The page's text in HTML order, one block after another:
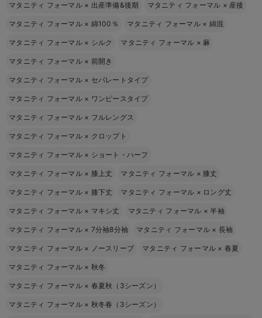
マタニティ フォーマル × 出産準備&後期 マタニティ フォーマル × 産後
マタニティ フォーマル × 綿100％ マタニティ フォーマル × 綿混
マタニティ フォーマル × シルク マタニティ フォーマル × 麻
マタニティ フォーマル × 前開き
マタニティ フォーマル × セパレートタイプ
マタニティ フォーマル × ワンピースタイプ
マタニティ フォーマル × フルレングス
マタニティ フォーマル × クロップト
マタニティ フォーマル × ショート・ハーフ
マタニティ フォーマル × 膝上丈 マタニティ フォーマル × 膝丈
マタニティ フォーマル × 膝下丈 マタニティ フォーマル × ロング丈
マタニティ フォーマル × マキシ丈 マタニティ フォーマル ×半袖
マタニティ フォーマル × 7分袖8分袖 マタニティ フォーマル × 長袖
マタニティ フォーマル × ノースリーブ マタニティ フォーマル × 春夏
マタニティ フォーマル × 秋冬
マタニティ フォーマル × 春夏秋（3シーズン）
マタニティ フォーマル × 秋冬春（3シーズン）